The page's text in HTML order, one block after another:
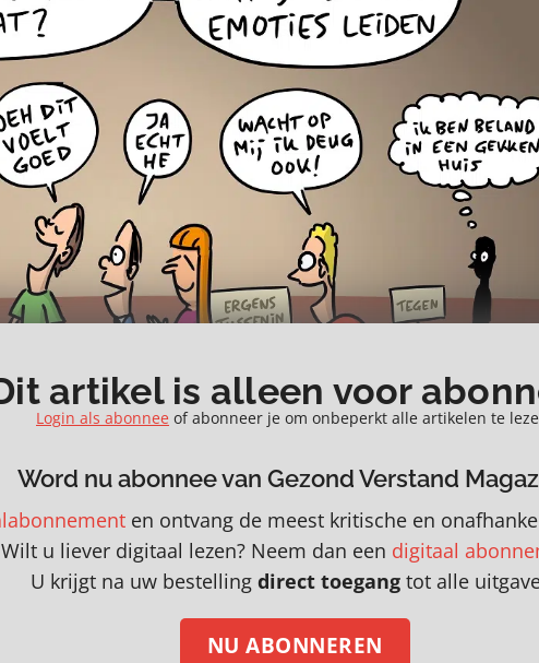
artikel is alleen voor
Login als abonnee of abonneer je om onbeperkt alle artikelen te
Word nu abonnee van Gezond Verstand
en ontvang de meest kritische en
Wilt u liever digitaal lezen? Neem dan een digitaal
U krijgt na uw bestelling direct toegang tot alle
NU ABONNEREN